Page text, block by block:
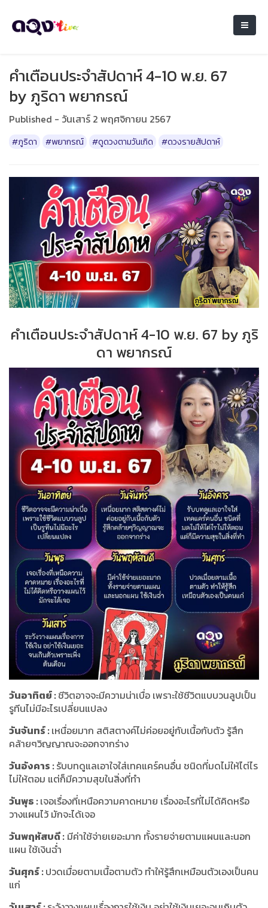
คำเตือนประจำสัปดาห์ 4-10 พ.ย. 67
by ภูริดา พยากรณ์
Published - วันเสาร์ 2 พฤศจิกายน 2567
#ภูริดา #พยากรณ์ #ดูดวงตามวันเกิด #ดวงรายสัปดาห์
คำเตือนประจำสัปดาห์ 4-10 พ.ย. 67 by ภูริ
ดา พยากรณ์
วันอาทิตย์ :ชีวิตอาจจะมีความน่าเบื่อ เพราะใช้ชีวิตแบบวนลูปเป็น
รูทีนไม่มีอะไรเปลี่ยนแปลง
วันจันทร์ :เหนื่อยมาก สติสตางค์ไม่ค่อยอยู่กับเนื้อกับตัว รู้สึก
คล้ายๆวิญญาณจะออกจากร่าง
วันอังคาร :รับบทดูแลเอาใจใส่เทคแคร์คนอื่น ชนิดที่มดไม่ให้ไต่ไร
ไม่ให้ตอม แต่ก็มีความสุขในสิ่งที่ทำ
วันพุธ :เจอเรื่องที่เหนือความคาดหมาย เรื่องอะไรที่ไม่ได้คิดหรือ
วางแผนไว้ มักจะได้เจอ
วันพฤหัสบดี : มีค่าใช้จ่ายเยอะมาก ทั้งรายจ่ายตามแผนและนอก
แผน ใช้เงินฉ่ำ
วันศุกร์ :ปวดเมื่อยตามเนื้อตามตัว ทำให้รู้สึกเหมือนตัวเองเป็นคน
แก่